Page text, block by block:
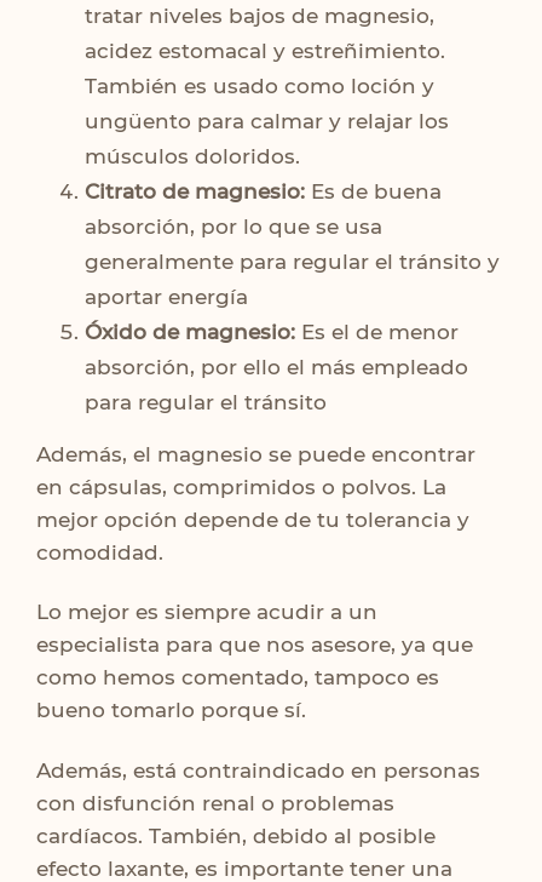
tratar niveles bajos de magnesio,
acidez estomacal y estreñimiento.
También es usado como loción y
ungüento para calmar y relajar los
músculos doloridos.
Citrato de magnesio: Es de buena
absorción, por lo que se usa
generalmente para regular el tránsito y
aportar energía
Óxido de magnesio: Es el de menor
absorción, por ello el más empleado
para regular el tránsito
Además, el magnesio se puede encontrar
en cápsulas, comprimidos o polvos. La
mejor opción depende de tu tolerancia y
comodidad.
Lo mejor es siempre acudir a un
especialista para que nos asesore, ya que
como hemos comentado, tampoco es
bueno tomarlo porque sí.
Además, está contraindicado en personas
con disfunción renal o problemas
cardíacos. También, debido al posible
efecto laxante, es importante tener una